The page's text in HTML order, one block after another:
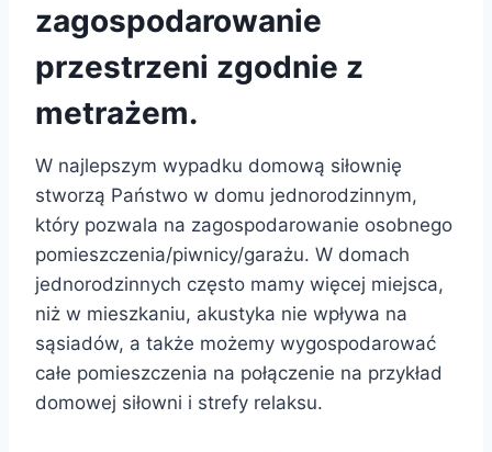
zagospodarowanie
przestrzeni zgodnie z
metrażem.
W najlepszym wypadku domową siłownię
stworzą Państwo w domu jednorodzinnym,
który pozwala na zagospodarowanie osobnego
pomieszczenia/piwnicy/garażu. W domach
jednorodzinnych często mamy więcej miejsca,
niż w mieszkaniu, akustyka nie wpływa na
sąsiadów, a także możemy wygospodarować
całe pomieszczenia na połączenie na przykład
domowej siłowni i strefy relaksu.